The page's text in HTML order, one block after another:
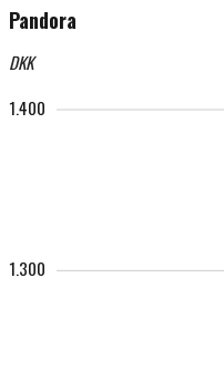
Pandora
DKK
1.300
1.400